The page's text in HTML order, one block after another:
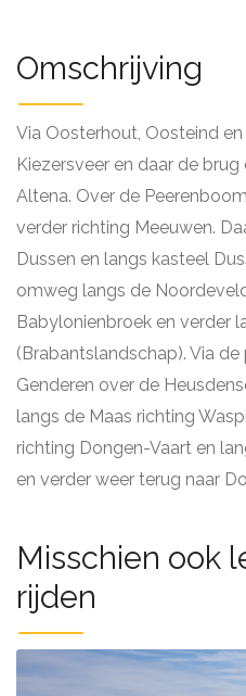
Omschrijving
Via Oosterhout, Oosteind
Kiezersveer en daar de
Altena. Over de
verder richting Meeuwen.
Dussen en langs kasteel
omweg langs de
Babylonienbroek en verder
(Brabantslandschap). Via
Genderen over de
langs de Maas richting
richting Dongen-Vaart en
en verder weer terug naar
Misschien ook
rijden